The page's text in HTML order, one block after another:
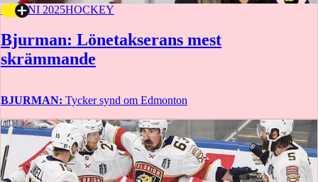
17 JUNI 2025HOCKEY
Bjurman: Lönetakserans mest
skrämmande
BJURMAN: Tycker synd om Edmonton